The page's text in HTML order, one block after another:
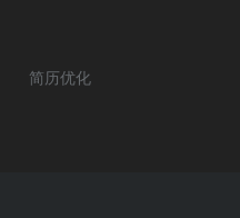
简历优化